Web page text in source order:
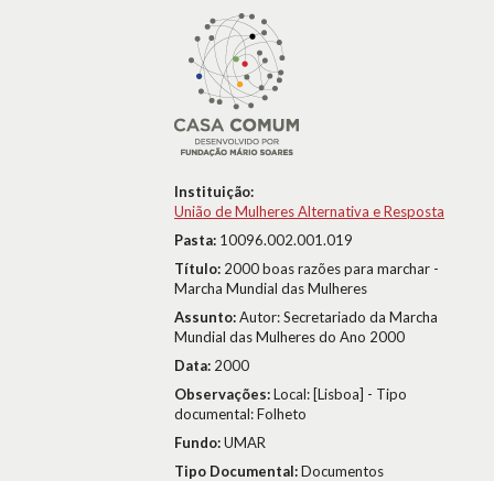
Instituição:
União de Mulheres Alternativa e Resposta
Pasta: 10096.002.001.019
Título: 2000 boas razões para marchar -
Marcha Mundial das Mulheres
Assunto:Autor: Secretariado da Marcha
Mundial das Mulheres do Ano 2000
Data: 2000
Observações:Local: [Lisboa] - Tipo
documental: Folheto
Fundo:UMAR
Tipo Documental:Documentos